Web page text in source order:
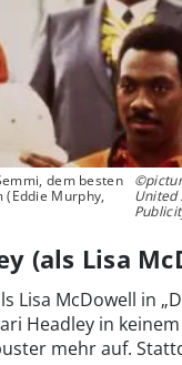
dem besten
(Eddie Murphy,
United
(als Lisa
Lisa McDowell in
Headley in
mehr auf.